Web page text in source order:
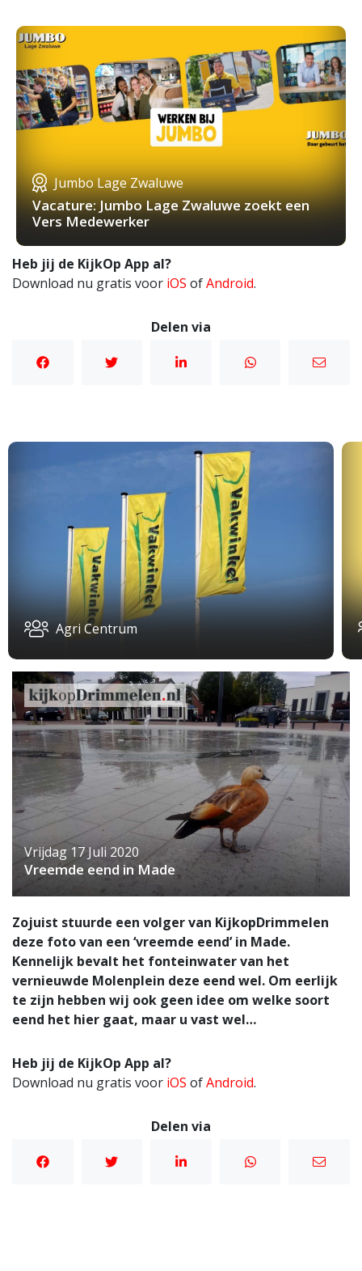
Jumbo Lage Zwaluwe
Vacature: Jumbo Lage Zwaluwe zoekt een
Vers Medewerker
Heb jij de KijkOp App al?
Download nu gratis voor iOS ofAndroid.
Delen via
Agri Centrum
Vrijdag 17 Juli 2020
Vreemde eend in Made
Zojuist stuurde een volger van KijkopDrimmelen
deze foto van een ‘vreemde eend’ in Made.
Kennelijk bevalt het fonteinwater van het
vernieuwde Molenplein deze eend wel. Om eerlijk
te zijn hebben wij ook geen idee om welke soort
eend het hier gaat, maar u vast wel…
Heb jij de KijkOp App al?
Download nu gratis voor iOS ofAndroid.
Delen via